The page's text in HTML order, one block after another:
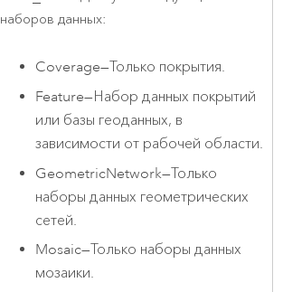
наборов данных:
Coverage—Только покрытия.
Feature—Набор данных покрытий
или базы геоданных, в
зависимости от рабочей области.
GeometricNetwork—Только
наборы данных геометрических
сетей.
Mosaic—Только наборы данных
мозаики.